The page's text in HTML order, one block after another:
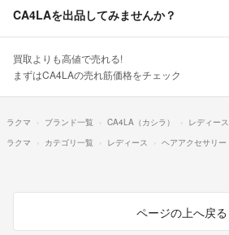
CA4LAを出品してみませんか？
買取よりも高値で売れる!
まずはCA4LAの売れ筋価格をチェック
ラクマ ブランド一覧 CA4LA（カシラ） レディース
ラクマ
カテゴリ一覧 レディース ヘアアクセサリー
ページの上へ戻る